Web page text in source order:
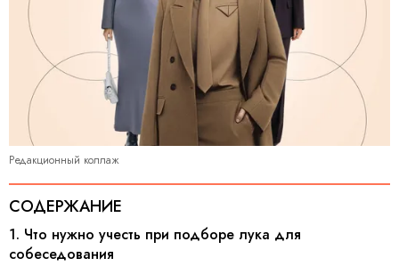
Редакционный коллаж
СОДЕРЖАНИЕ
1. Что нужно учесть при подборе лука для
собеседования